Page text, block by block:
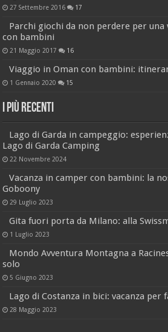
27 Settembre 2016 17
Parchi giochi da non perdere per una
con bambini
21 Maggio 2017 16
Viaggio in Oman con bambini:
1 Gennaio 2020 15
I più recenti
Lago di Garda in campeggio:
Lago di Garda Camping
22 Novembre 2024
Vacanza in camper con bambini: la
Goboony
29 Luglio 2023
Gita fuori porta da Milano: alla
1 Luglio 2023
Mondo Avventura Montagna a
solo
5 Giugno 2023
Lago di Costanza in bici: vacanza per
28 Maggio 2023